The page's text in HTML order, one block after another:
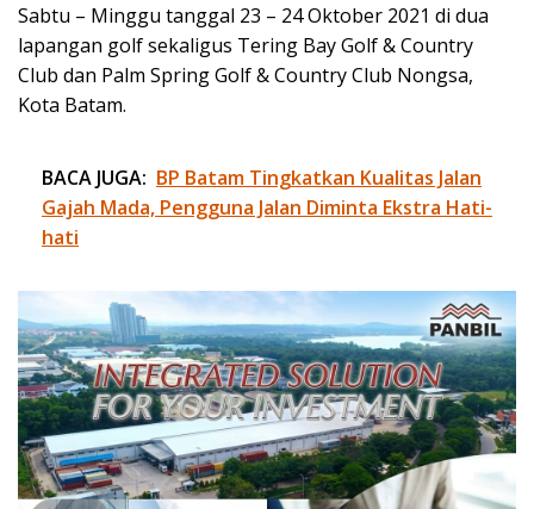
Sabtu – Minggu tanggal 23 – 24 Oktober 2021 di dua
lapangan golf sekaligus Tering Bay Golf & Country
Club dan Palm Spring Golf & Country Club Nongsa,
Kota Batam.
BACA JUGA: BP Batam Tingkatkan Kualitas Jalan
Gajah Mada, Pengguna Jalan Diminta Ekstra Hati-
hati